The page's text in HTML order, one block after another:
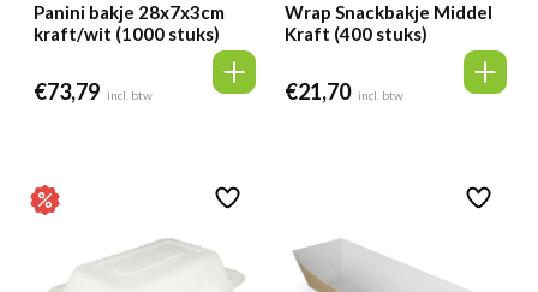
Panini bakje 28x7x3cm
kraft/wit (1000 stuks)
€73,79 incl. btw
Wrap Snackbakje Middel
Kraft (400 stuks)
€21,70 incl. btw